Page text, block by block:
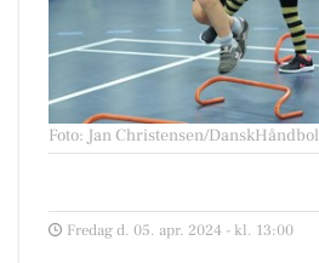
Foto: Jan Christensen/
Fredag d. 05. apr. 2024 - kl. 13:00